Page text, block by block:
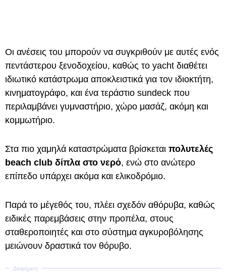
Οι ανέσεις του μπορούν να συγκριθούν με αυτές ενός
πεντάστερου ξενοδοχείου, καθώς το yacht διαθέτει
ιδιωτικό κατάστρωμα αποκλειστικά για τον ιδιοκτήτη,
κινηματογράφο, και ένα τεράστιο sundeck που
περιλαμβάνει γυμναστήριο, χώρο μασάζ, ακόμη και
κομμωτήριο.
Στα πιο χαμηλά καταστρώματα βρίσκεται πολυτελές
beach club δίπλα στο νερό, ενώ στο ανώτερο
επίπεδο υπάρχει ακόμα και ελικοδρόμιο.
Παρά το μέγεθός του, πλέει σχεδόν αθόρυβα, καθώς
ειδικές παρεμβάσεις στην προπέλα, στους
σταθεροποιητές και στο σύστημα αγκυροβόλησης
μειώνουν δραστικά τον θόρυβο.